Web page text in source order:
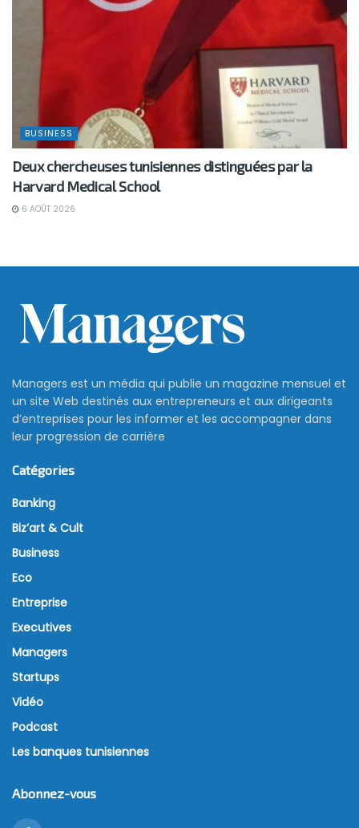
BUSINESS
Deux chercheuses tunisiennes distinguées par la
Harvard Medical School
6 AOÛT 2026
Managers est un média qui publie un magazine mensuel et
un site Web destinés aux entrepreneurs et aux dirigeants
d’entreprises pour les informer et les accompagner dans
leur progression de carrière
Catégories
Banking
Biz’art & Cult
Business
Eco
Entreprise
Executives
Managers
Startups
Vidéo
Podcast
Les banques tunisiennes
Abonnez-vous